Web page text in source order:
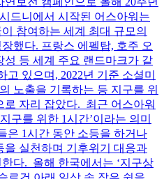
드니에서 시작된 어스아워는
참여하는 세계 최대 규모의
했다. 프랑스 에펠탑, 호주 오
성 등 세계 주요 랜드마크가 같
고 있으며, 2022년 기준 소셜미
노출을 기록하는 등 지구를 위
로 자리 잡았다. 최근 어스아워
구를 위한 1시간’이라는 의미
은 1시간 동안 소등을 하거나
을 실천하며 기후위기 대응과
다. 올해 한국에서는 ‘지구상